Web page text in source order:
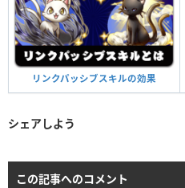
リンクパッシブスキルの効果
シェアしよう
この記事へのコメント